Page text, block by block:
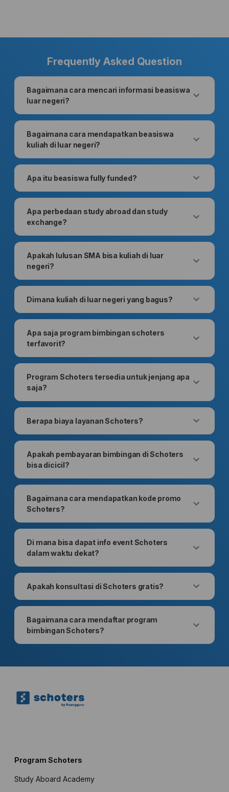
Frequently Asked Question
Bagaimana cara mencari informasi beasiswa
luar negeri?
Bagaimana cara mendapatkan beasiswa
kuliah di luar negeri?
Apa itu beasiswa fully funded?
Apa perbedaan study abroad dan study
exchange?
Apakah lulusan SMA bisa kuliah di luar
negeri?
Dimana kuliah di luar negeri yang bagus?
Apa saja program bimbingan schoters
terfavorit?
Program Schoters tersedia untuk jenjang apa
saja?
Berapa biaya layanan Schoters?
Apakah pembayaran bimbingan di Schoters
bisa dicicil?
Bagaimana cara mendapatkan kode promo
Schoters?
Di mana bisa dapat info event Schoters
dalam waktu dekat?
Apakah konsultasi di Schoters gratis?
Bagaimana cara mendaftar program
bimbingan Schoters?
Program Schoters
Study Aboard Academy